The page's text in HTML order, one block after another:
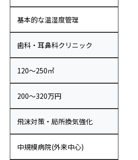
基本的な温湿度管理
歯科・耳鼻科クリニック
120〜250㎡
200〜320万円
飛沫対策・局所換気強化
中規模病院(外来中心)